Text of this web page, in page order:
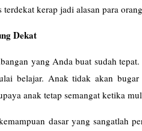
terdekat kerap jadi alasan para
Dekat
yang Anda buat sudah
belajar. Anak tidak akan
anak tetap semangat ketika
dasar yang sangatlah